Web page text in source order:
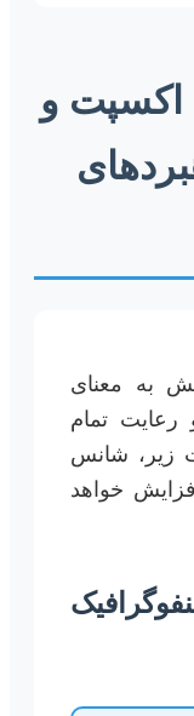
اکسپت و
به معنای
رعایت تمام
زیر، شانس
خواهد